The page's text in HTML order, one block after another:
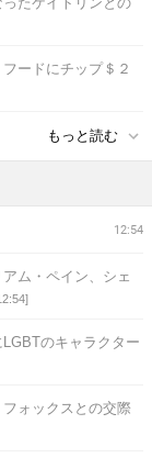
ードにチップ＄２
もっと読む
12:54
ム・ペイン、シェ
のキャラクター
ォックスとの交際